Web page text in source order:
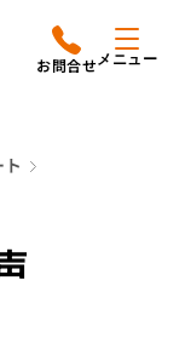
メニュー